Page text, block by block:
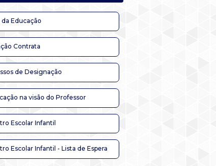
Educação
Contrata
de Designação
na visão do Professor
Escolar Infantil
Escolar Infantil - Lista de Espera